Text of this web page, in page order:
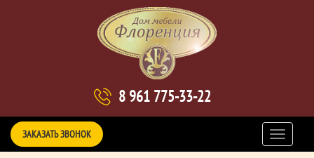
8 961 775-33-22
ЗАКАЗАТЬ ЗВОНОК